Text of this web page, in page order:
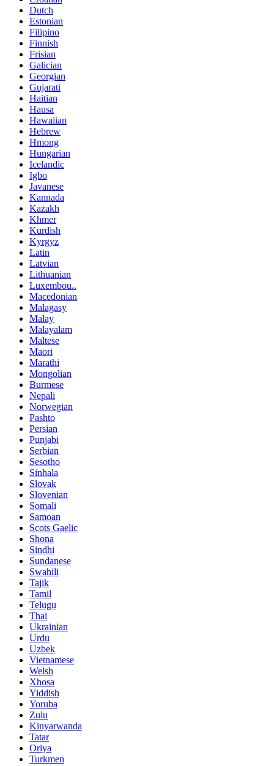
Dutch
Estonian
Filipino
Finnish
Frisian
Galician
Georgian
Gujarati
Haitian
Hausa
Hawaiian
Hebrew
Hmong
Hungarian
Icelandic
Igbo
Javanese
Kannada
Kazakh
Khmer
Kurdish
Kyrgyz
Latin
Latvian
Lithuanian
Luxembou..
Macedonian
Malagasy
Malay
Malayalam
Maltese
Maori
Marathi
Mongolian
Burmese
Nepali
Norwegian
Pashto
Persian
Punjabi
Serbian
Sesotho
Sinhala
Slovak
Slovenian
Somali
Samoan
Scots Gaelic
Shona
Sindhi
Sundanese
Swahili
Tajik
Tamil
Telugu
Thai
Ukrainian
Urdu
Uzbek
Vietnamese
Welsh
Xhosa
Yiddish
Yoruba
Zulu
Kinyarwanda
Tatar
Oriya
Turkmen